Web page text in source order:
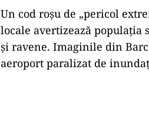
Un cod roșu de „pericol
locale avertizează populația
și ravene. Imaginile din
aeroport paralizat de